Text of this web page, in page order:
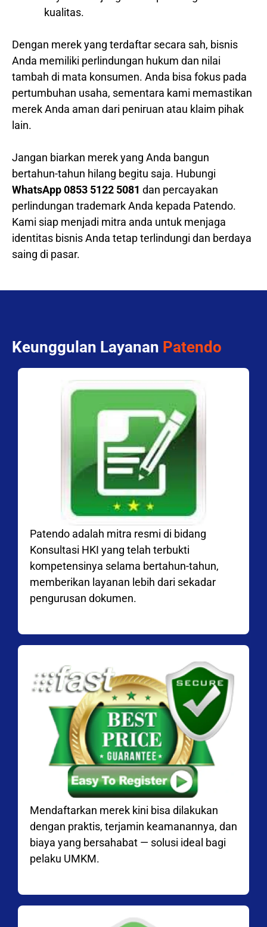
kualitas.
Dengan merek yang terdaftar secara sah, bisnis
Anda memiliki perlindungan hukum dan nilai
tambah di mata konsumen. Anda bisa fokus pada
pertumbuhan usaha, sementara kami memastikan
merek Anda aman dari peniruan atau klaim pihak
lain.
Jangan biarkan merek yang Anda bangun
bertahun-tahun hilang begitu saja. Hubungi
WhatsApp 0853 5122 5081 dan percayakan
perlindungan trademark Anda kepada Patendo.
Kami siap menjadi mitra anda untuk menjaga
identitas bisnis Anda tetap terlindungi dan berdaya
saing di pasar.
Keunggulan Layanan Patendo
Patendo adalah mitra resmi di bidang
Konsultasi HKI yang telah terbukti
kompetensinya selama bertahun-tahun,
memberikan layanan lebih dari sekadar
pengurusan dokumen.
Mendaftarkan merek kini bisa dilakukan
dengan praktis, terjamin keamanannya, dan
biaya yang bersahabat — solusi ideal bagi
pelaku UMKM.